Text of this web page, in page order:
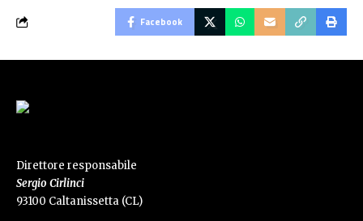
Facebook
Direttore responsabile
Sergio Cirlinci
93100 Caltanissetta (CL)